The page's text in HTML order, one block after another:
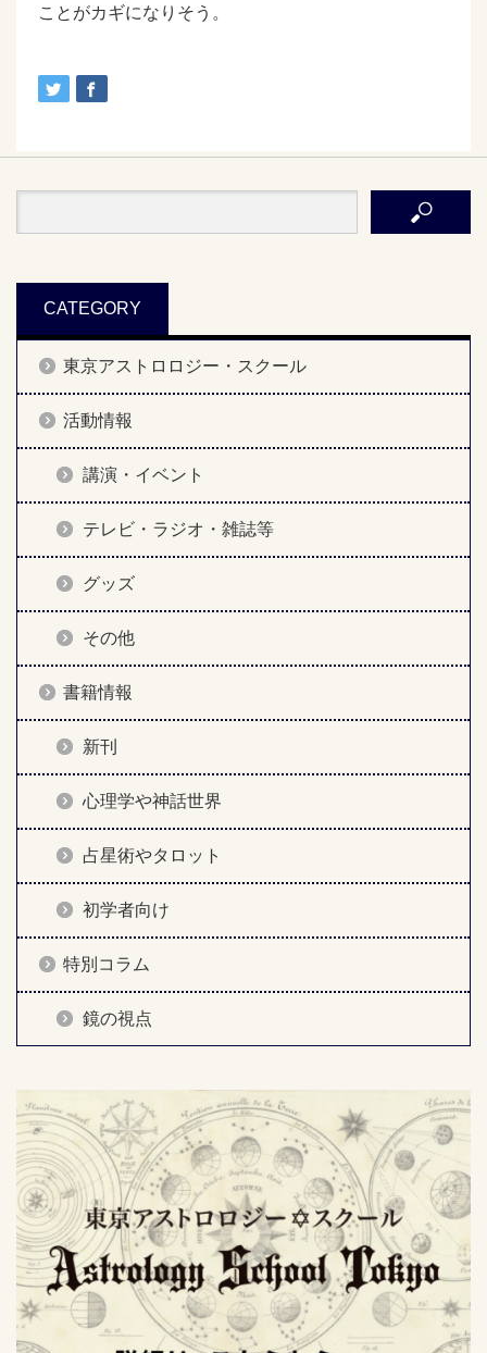
ことがカギになりそう。
CATEGORY
東京アストロロジー・スクール
活動情報
講演・イベント
テレビ・ラジオ・雑誌等
グッズ
その他
書籍情報
新刊
心理学や神話世界
占星術やタロット
初学者向け
特別コラム
鏡の視点